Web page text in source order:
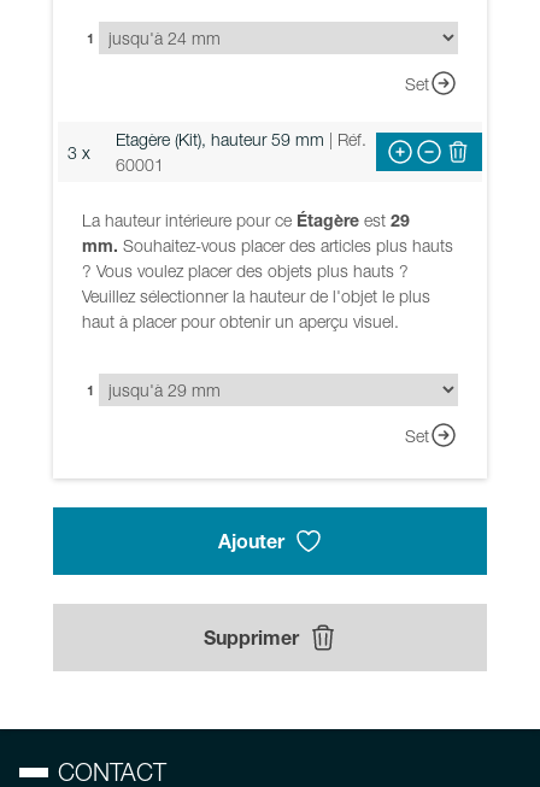
1
Set
3 x
Etagère (Kit), hauteur 59 mm | Réf.
60001
La hauteur intérieure pour ce Étagère est 29
mm. Souhaitez-vous placer des articles plus hauts
? Vous voulez placer des objets plus hauts ?
Veuillez sélectionner la hauteur de l'objet le plus
haut à placer pour obtenir un aperçu visuel.
1
Set
Ajouter
Supprimer
CONTACT